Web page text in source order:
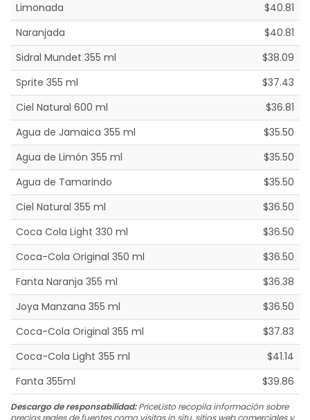
Limonada
$40.81
Naranjada
$40.81
Sidral Mundet 355 ml
$38.09
Sprite 355 ml
$37.43
Ciel Natural 600 ml
$36.81
Agua de Jamaica 355 ml
$35.50
Agua de Limón 355 ml
$35.50
Agua de Tamarindo
$35.50
Ciel Natural 355 ml
$36.50
Coca Cola Light 330 ml
$36.50
Coca-Cola Original 350 ml
$36.50
Fanta Naranja 355 ml
$36.38
Joya Manzana 355 ml
$36.50
Coca-Cola Original 355 ml
$37.83
Coca-Cola Light 355 ml
$41.14
Fanta 355ml
$39.86
Descargo de responsabilidad:PriceListo recopila información sobre